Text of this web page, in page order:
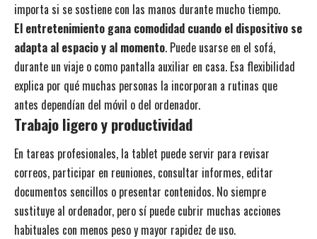
importa si se sostiene con las manos durante mucho tiempo.
El entretenimiento gana comodidad cuando el dispositivo se
adapta al espacio y al momento. Puede usarse en el sofá,
durante un viaje o como pantalla auxiliar en casa. Esa flexibilidad
explica por qué muchas personas la incorporan a rutinas que
antes dependían del móvil o del ordenador.
Trabajo ligero y productividad
En tareas profesionales, la tablet puede servir para revisar
correos, participar en reuniones, consultar informes, editar
documentos sencillos o presentar contenidos. No siempre
sustituye al ordenador, pero sí puede cubrir muchas acciones
habituales con menos peso y mayor rapidez de uso.